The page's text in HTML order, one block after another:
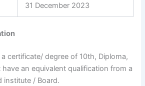
31 December 2023
certificate/ degree of 10th, Diploma,
have an equivalent qualification from a
institute / Board.